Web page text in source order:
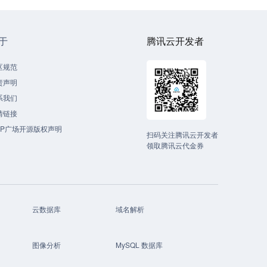
规范
声明
我们
链接
广场开源版权声明
腾讯云开发者
扫码关注腾讯云开发者
领取腾讯云代金券
云数据库 域名解析
图像分析 MySQL 数据库